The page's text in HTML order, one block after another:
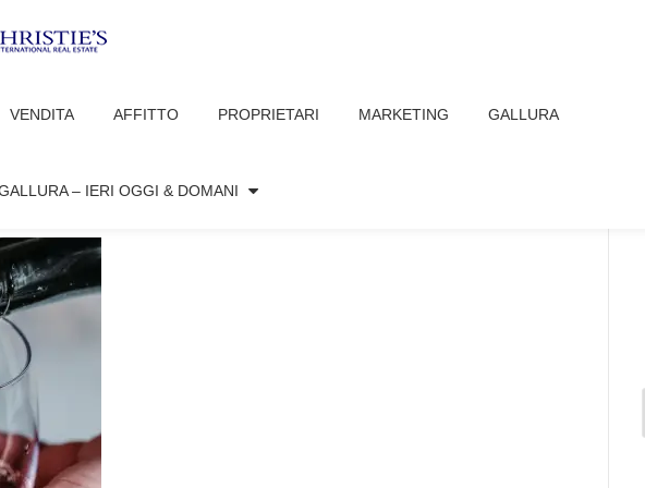
VENDITA AFFITTO PROPRIETARI MARKETING GALLURA
– IERI OGGI & DOMANI
Ottobre 3, 2022